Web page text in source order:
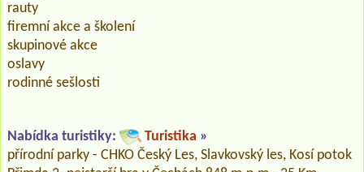
rauty
firemní akce a školení
skupinové akce
oslavy
rodinné sešlosti
Nabídka turistiky: Turistika »
přírodní parky - CHKO Český Les, Slavkovský les, Kosí potok